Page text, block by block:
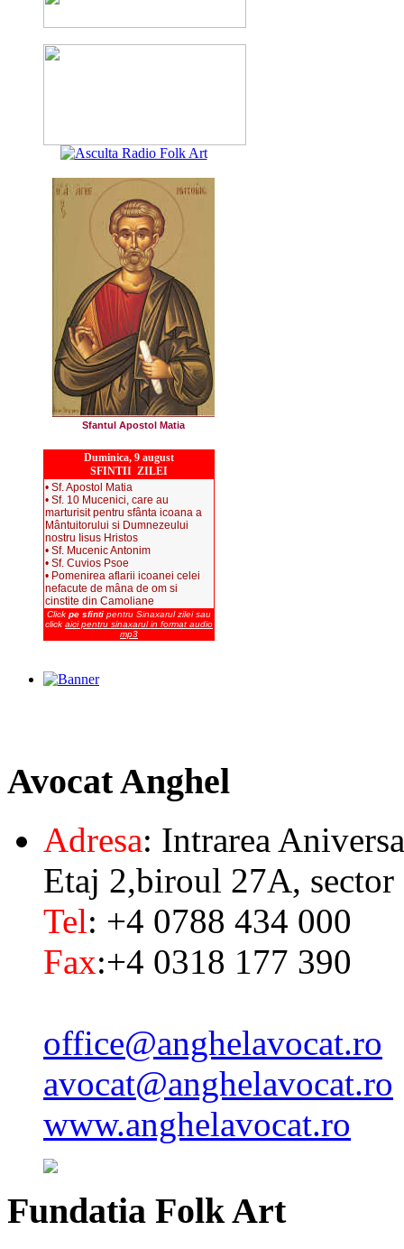
Sfantul Apostol Matia
Duminica, 9 august
SFINTII ZILEI
• Sf. Apostol Matia
• Sf. 10 Mucenici, care au
marturisit pentru sfânta icoana a
Mântuitorului si Dumnezeului
nostru Iisus Hristos
• Sf. Mucenic Antonim
• Sf. Cuvios Psoe
• Pomenirea aflarii icoanei celei
nefacute de mâna de om si
cinstite din Camoliane
Click pe sfinti pentru Sinaxarul zilei sau
click aici pentru sinaxarul in format audio
mp3
AvocatAnghel
Adresa: Intrarea
Etaj 2,biroul 27A, sector
Tel: +4 0788 434 000
Fax:+4 0318 177 390
office@anghelavocat.ro
avocat@anghelavocat.ro
www.anghelavocat.ro
Fundatia Folk Art